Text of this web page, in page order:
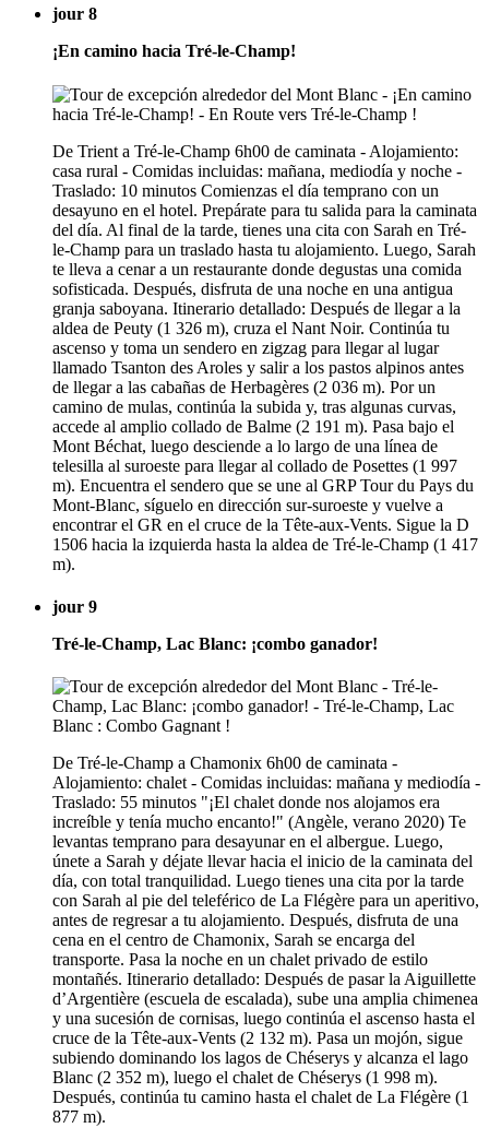
jour 8
¡En camino hacia Tré-le-Champ!
De Trient a Tré-le-Champ 6h00 de caminata - Alojamiento:
casa rural - Comidas incluidas: mañana, mediodía y noche -
Traslado: 10 minutos Comienzas el día temprano con un
desayuno en el hotel. Prepárate para tu salida para la caminata
del día. Al final de la tarde, tienes una cita con Sarah en Tré-
le-Champ para un traslado hasta tu alojamiento. Luego, Sarah
te lleva a cenar a un restaurante donde degustas una comida
sofisticada. Después, disfruta de una noche en una antigua
granja saboyana. Itinerario detallado: Después de llegar a la
aldea de Peuty (1 326 m), cruza el Nant Noir. Continúa tu
ascenso y toma un sendero en zigzag para llegar al lugar
llamado Tsanton des Aroles y salir a los pastos alpinos antes
de llegar a las cabañas de Herbagères (2 036 m). Por un
camino de mulas, continúa la subida y, tras algunas curvas,
accede al amplio collado de Balme (2 191 m). Pasa bajo el
Mont Béchat, luego desciende a lo largo de una línea de
telesilla al suroeste para llegar al collado de Posettes (1 997
m). Encuentra el sendero que se une al GRP Tour du Pays du
Mont-Blanc, síguelo en dirección sur-suroeste y vuelve a
encontrar el GR en el cruce de la Tête-aux-Vents. Sigue la D
1506 hacia la izquierda hasta la aldea de Tré-le-Champ (1 417
m).
jour 9
Tré-le-Champ, Lac Blanc: ¡combo ganador!
De Tré-le-Champ a Chamonix 6h00 de caminata -
Alojamiento: chalet - Comidas incluidas: mañana y mediodía -
Traslado: 55 minutos "¡El chalet donde nos alojamos era
increíble y tenía mucho encanto!" (Angèle, verano 2020) Te
levantas temprano para desayunar en el albergue. Luego,
únete a Sarah y déjate llevar hacia el inicio de la caminata del
día, con total tranquilidad. Luego tienes una cita por la tarde
con Sarah al pie del teleférico de La Flégère para un aperitivo,
antes de regresar a tu alojamiento. Después, disfruta de una
cena en el centro de Chamonix, Sarah se encarga del
transporte. Pasa la noche en un chalet privado de estilo
montañés. Itinerario detallado: Después de pasar la Aiguillette
d’Argentière (escuela de escalada), sube una amplia chimenea
y una sucesión de cornisas, luego continúa el ascenso hasta el
cruce de la Tête-aux-Vents (2 132 m). Pasa un mojón, sigue
subiendo dominando los lagos de Chéserys y alcanza el lago
Blanc (2 352 m), luego el chalet de Chéserys (1 998 m).
Después, continúa tu camino hasta el chalet de La Flégère (1
877 m).